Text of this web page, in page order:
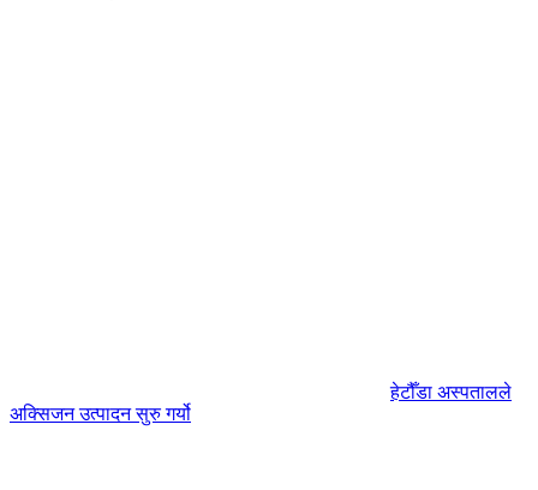
हेटौँडा अस्पतालले
अक्सिजन उत्पादन सुरु गर्यो